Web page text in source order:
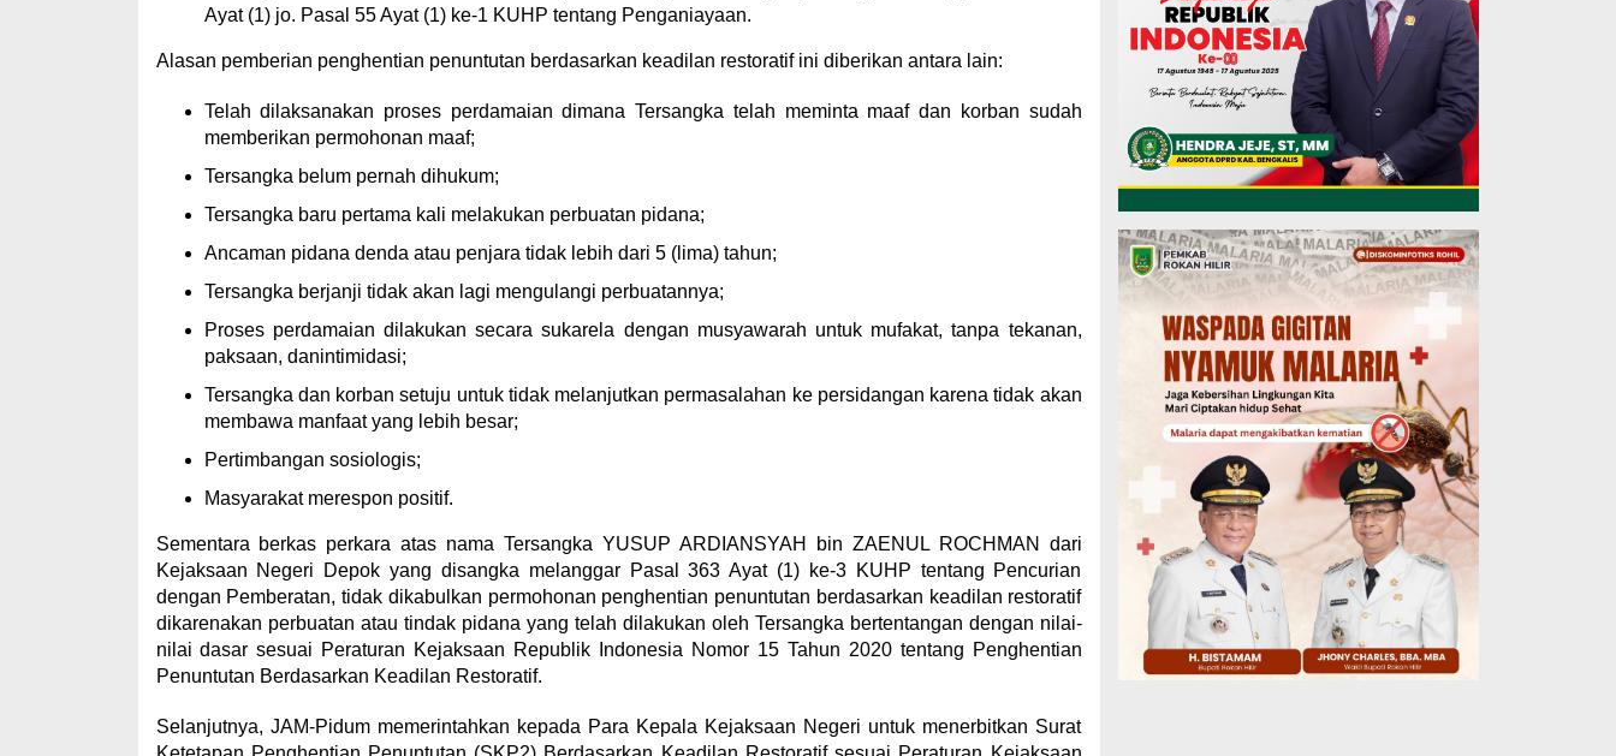
Ayat (1) jo. Pasal 55 Ayat (1) ke-1 KUHP tentang Penganiayaan.
Alasan pemberian penghentian penuntutan berdasarkan keadilan restoratif ini diberikan antara lain:
Telah dilaksanakan proses perdamaian dimana Tersangka telah meminta maaf dan korban sudah
memberikan permohonan maaf;
Tersangka belum pernah dihukum;
Tersangka baru pertama kali melakukan perbuatan pidana;
Ancaman pidana denda atau penjara tidak lebih dari 5 (lima) tahun;
Tersangka berjanji tidak akan lagi mengulangi perbuatannya;
Proses perdamaian dilakukan secara sukarela dengan musyawarah untuk mufakat, tanpa tekanan,
paksaan, danintimidasi;
Tersangka dan korban setuju untuk tidak melanjutkan permasalahan ke persidangan karena tidak akan
membawa manfaat yang lebih besar;
Pertimbangan sosiologis;
Masyarakat merespon positif.
Sementara berkas perkara atas nama Tersangka YUSUP ARDIANSYAH bin ZAENUL ROCHMAN dari
Kejaksaan Negeri Depok yang disangka melanggar Pasal 363 Ayat (1) ke-3 KUHP tentang Pencurian
dengan Pemberatan, tidak dikabulkan permohonan penghentian penuntutan berdasarkan keadilan restoratif
dikarenakan perbuatan atau tindak pidana yang telah dilakukan oleh Tersangka bertentangan dengan nilai-
nilai dasar sesuai Peraturan Kejaksaan Republik Indonesia Nomor 15 Tahun 2020 tentang Penghentian
Penuntutan Berdasarkan Keadilan Restoratif.
Selanjutnya, JAM-Pidum memerintahkan kepada Para Kepala Kejaksaan Negeri untuk menerbitkan Surat